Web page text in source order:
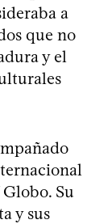
a
que no
y el
Su
y sus